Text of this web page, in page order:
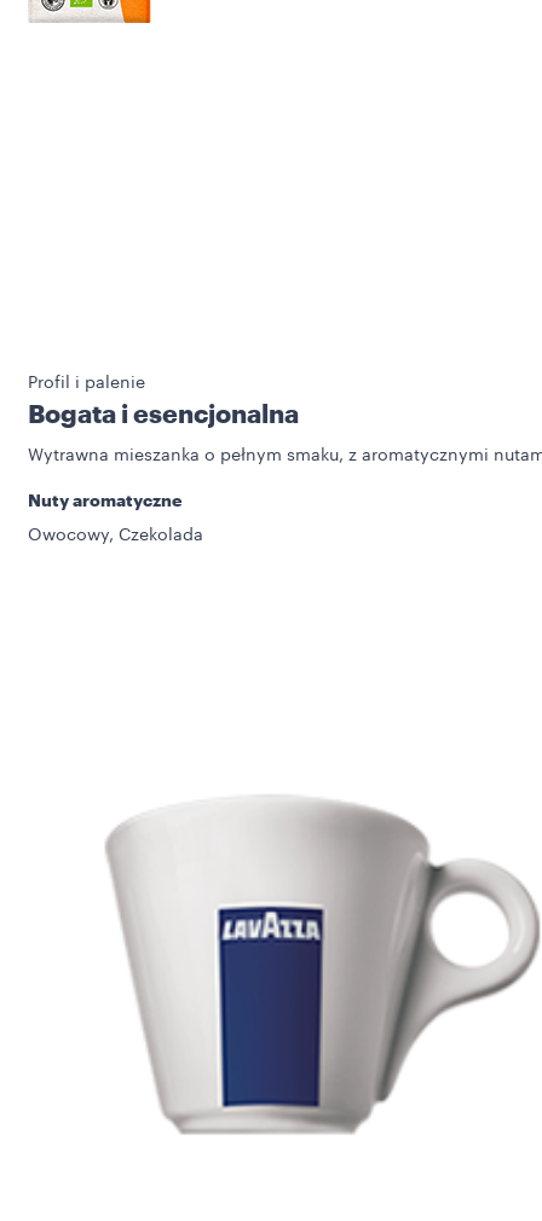
Profil i palenie
Bogata i esencjonalna
Wytrawna mieszanka o pełnym smaku, z aromatycznymi
Nuty aromatyczne
Owocowy, Czekolada